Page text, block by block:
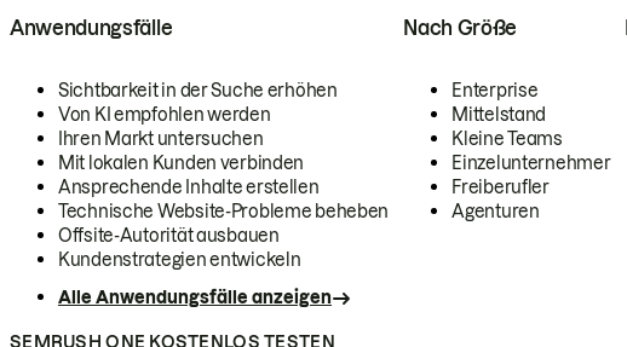
Anwendungsfälle
Sichtbarkeit in der Suche erhöhen
Von KI empfohlen werden
Ihren Markt untersuchen
Mit lokalen Kunden verbinden
Ansprechende Inhalte erstellen
Technische Website-Probleme beheben
Offsite-Autorität ausbauen
Kundenstrategien entwickeln
Alle Anwendungsfälle anzeigen
Nach Größe
Enterprise
Mittelstand
Kleine Teams
Einzelunternehmer
Freiberufler
Agenturen
SEMRUSH ONE KOSTENLOS TESTEN